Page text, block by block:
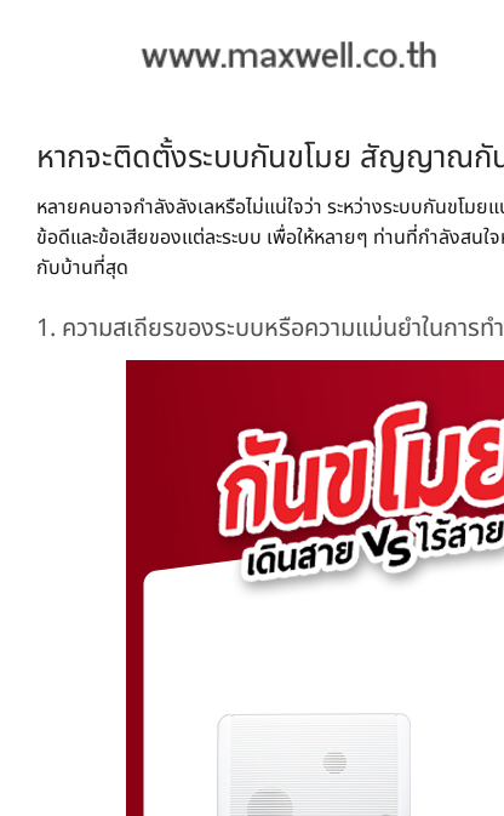
หากจะติดตั้งระบบกันขโมย สัญญาณกัน
หลายคนอาจกำลังลังเลหรือไม่แน่ใจว่า ระหว่างระบบกันขโม
ข้อดีและข้อเสียของแต่ละระบบ เพื่อให้หลายๆ ท่านที่กำลังสนใ
กับบ้านที่สุด
1. ความสเถียรของระบบหรือความแม่นยำในการ